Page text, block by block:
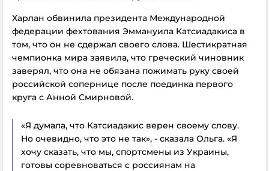
Харлан обвинила президента Международной
федерации фехтования Эммануила Катсиадакиса в
том, что он не сдержал своего слова. Шестикратная
чемпионка мира заявила, что греческий чиновник
заверял, что она не обязана пожимать руку своей
российской сопернице после поединка первого
круга с Анной Смирновой.
«Я думала, что Катсиадакис верен своему слову.
Но очевидно, что это не так», - сказала Ольга. «Я
хочу сказать, что мы, спортсмены из Украины,
готовы соревноваться с россиянам на